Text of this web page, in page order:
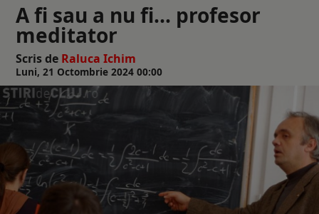
A fi sau a nu fi... profesor
meditator
Scris de Raluca Ichim
Luni, 21 Octombrie 2024 00:00